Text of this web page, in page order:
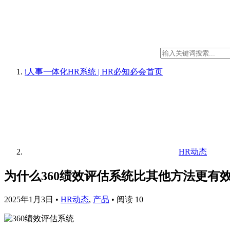
i人事一体化HR系统 | HR必知必会首页
HR动态
为什么360绩效评估系统比其他方法更有
2025年1月3日 • HR动态, 产品 • 阅读 10